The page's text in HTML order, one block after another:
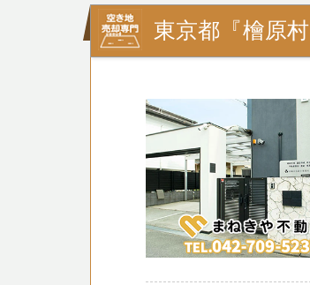
東京都『檜原